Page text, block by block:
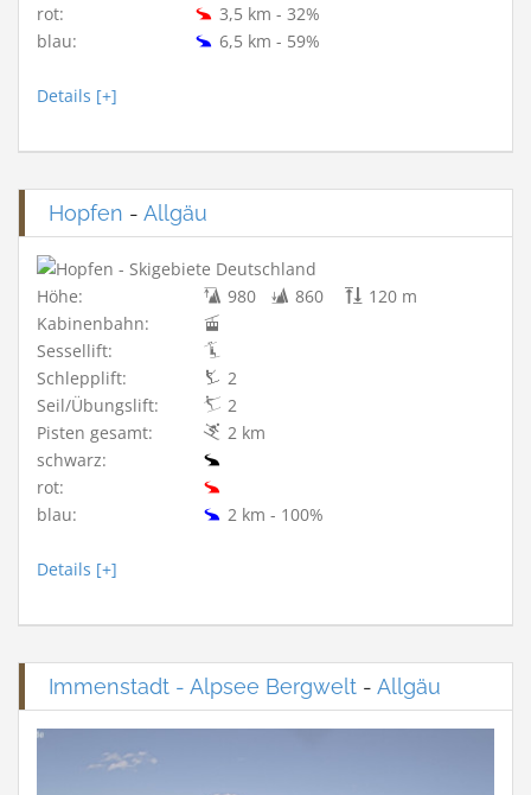
rot:
3,5 km - 32%
blau:
6,5 km - 59%
Details [+]
Hopfen - Allgäu
Höhe: 980 860
120 m
Kabinenbahn:
Sessellift:
Schlepplift:
2
Seil/Übungslift:
2
Pisten gesamt:
2 km
schwarz:
rot:
blau:
2 km - 100%
Details [+]
Immenstadt - Alpsee Bergwelt - Allgäu